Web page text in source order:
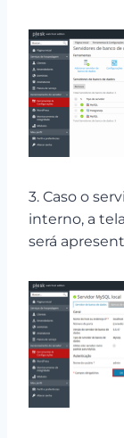
3. Caso o
interno, a
será